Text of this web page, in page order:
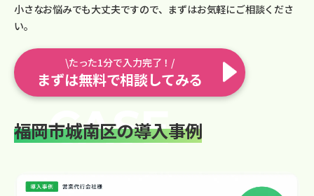
小さなお悩みでも大丈夫ですので、まずはお気軽にご相談くださ
い。
\たった1分で入力完了！/
まずは無料で相談してみる
福岡市城南区の導入事例